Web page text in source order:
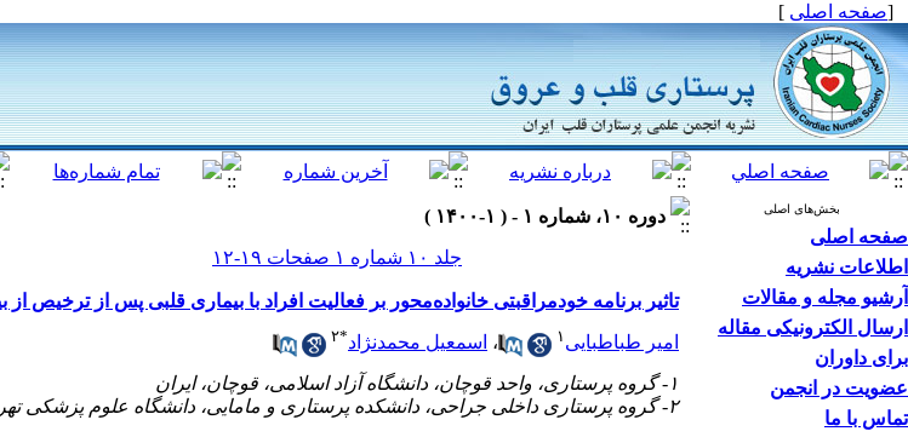
[صفحه اصلی ]
بخش‌های اصلی
صفحه اصلی
اطلاعات نشریه
آرشیو مجله و مقالات
ارسال الکترونیکی مقاله
برای داوران
عضویت در انجمن
تماس با ما
دوره ۱۰، شماره ۱ - ( ۱-۱۴۰۰ )
جلد ۱۰ شماره ۱ صفحات ۱۹-۱۲
تاثیر برنامه خودمراقبتی خانواده‌محور بر فعالیت افراد با بیماری قلبی پس از ترخیص از
امیر طباطبایی ۱ ، اسمعیل محمدنژاد*۲
۱- گروه پرستاری، واحد قوچان، دانشگاه آزاد اسلامی، قوچان، ایران
۲- گروه پرستاری داخلی جراحی، دانشکده پرستاری و مامایی، دانشگاه علوم پزشکی تهران، تهران، ایران ،